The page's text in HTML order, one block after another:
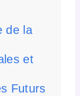
de la
et
Futurs